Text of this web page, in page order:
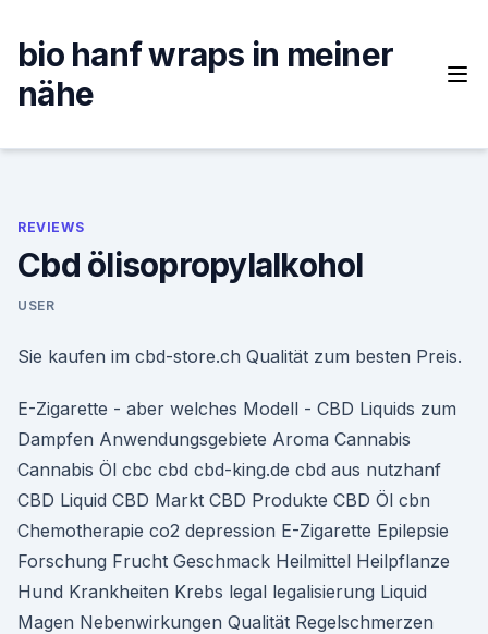
content
bio hanf wraps in meiner
nähe
REVIEWS
Cbd ölisopropylalkohol
USER
Sie kaufen im cbd-store.ch Qualität zum besten Preis.
E-Zigarette - aber welches Modell - CBD Liquids zum
Dampfen Anwendungsgebiete Aroma Cannabis
Cannabis Öl cbc cbd cbd-king.de cbd aus nutzhanf
CBD Liquid CBD Markt CBD Produkte CBD Öl cbn
Chemotherapie co2 depression E-Zigarette Epilepsie
Forschung Frucht Geschmack Heilmittel Heilpflanze
Hund Krankheiten Krebs legal legalisierung Liquid
Magen Nebenwirkungen Qualität Regelschmerzen